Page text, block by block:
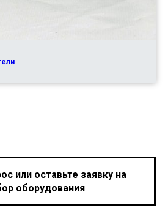
или оставьте заявку на
оборудования